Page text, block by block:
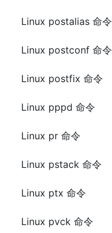
Linux postalias 命令
Linux postconf 命令
Linux postfix 命令
Linux pppd 命令
Linux pr 命令
Linux pstack 命令
Linux ptx 命令
Linux pvck 命令